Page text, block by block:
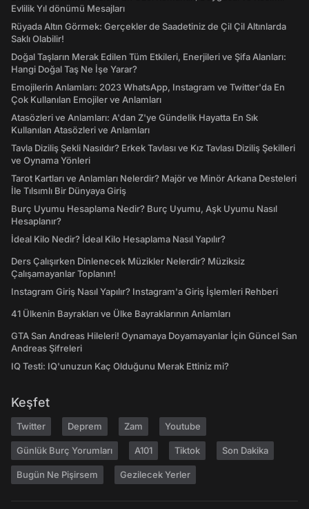
Evlilik Yıl dönümü Mesajları
Rüyada Altın Görmek: Gerçekler de Saadetiniz de Çil Çil Altınlarda
Saklı Olabilir!
Doğal Taşların Merak Edilen Tüm Etkileri, Enerjileri ve Şifa Alanları:
Hangi Doğal Taş Ne İşe Yarar?
Emojilerin Anlamları: 2023 WhatsApp, Instagram ve Twitter'da En
Çok Kullanılan Emojiler ve Anlamları
Atasözleri ve Anlamları: A'dan Z'ye Gündelik Hayatta En Sık
Kullanılan Atasözleri ve Anlamları
Tavla Diziliş Şekli Nasıldır? Erkek Tavlası ve Kız Tavlası Diziliş Şekilleri
ve Oynama Yönleri
Tarot Kartları ve Anlamları Nelerdir? Majör ve Minör Arkana Desteleri
İle Tılsımlı Bir Dünyaya Giriş
Burç Uyumu Hesaplama Nedir? Burç Uyumu, Aşk Uyumu Nasıl
Hesaplanır?
İdeal Kilo Nedir? İdeal Kilo Hesaplama Nasıl Yapılır?
Ders Çalışırken Dinlenecek Müzikler Nelerdir? Müziksiz
Çalışamayanlar Toplanın!
Instagram Giriş Nasıl Yapılır? Instagram'a Giriş İşlemleri Rehberi
41 Ülkenin Bayrakları ve Ülke Bayraklarının Anlamları
GTA San Andreas Hileleri! Oynamaya Doyamayanlar İçin Güncel San
Andreas Şifreleri
IQ Testi: IQ'unuzun Kaç Olduğunu Merak Ettiniz mi?
Keşfet
Twitter Deprem Zam Youtube
Günlük Burç Yorumları A101 Tiktok Son Dakika
Bugün Ne Pişirsem Gezilecek Yerler